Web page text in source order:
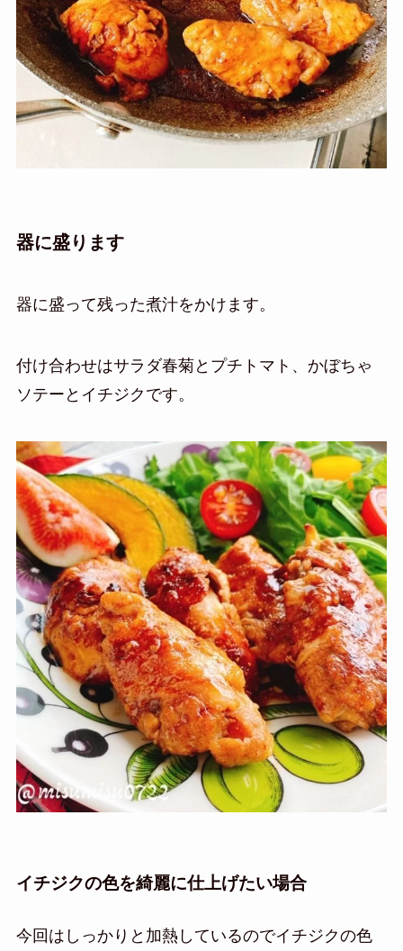
器に盛ります
器に盛って残った煮汁をかけます。
付け合わせはサラダ春菊とプチトマト、かぼちゃ
ソテーとイチジクです。
イチジクの色を綺麗に仕上げたい場合
今回はしっかりと加熱しているのでイチジクの色